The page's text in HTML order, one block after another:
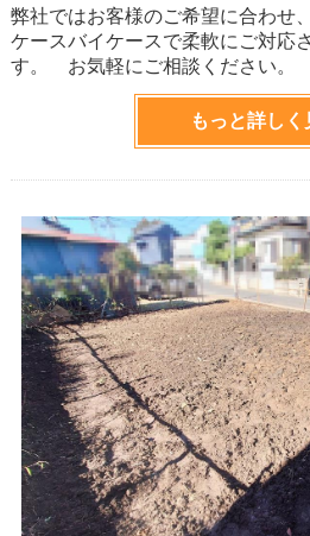
弊社ではお客様のご希望に合わせ
ケースバイケースで柔軟にご対応
す。 お気軽にご相談ください。
もっと詳しく